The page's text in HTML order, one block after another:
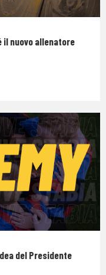
il nuovo allenatore
del Presidente